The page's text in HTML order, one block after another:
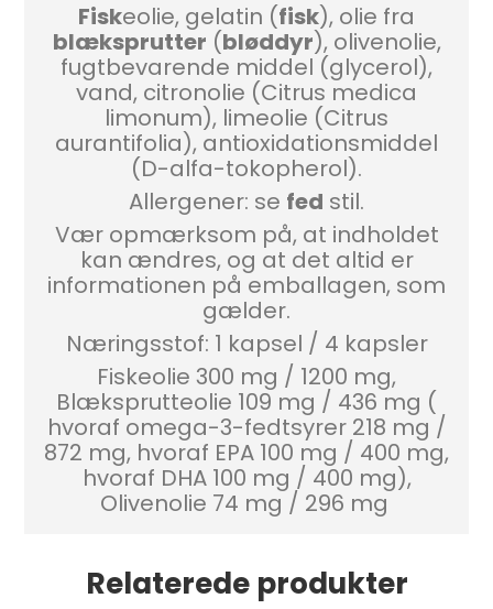
Fiskeolie, gelatin (fisk), olie fra
blæksprutter (bløddyr), olivenolie,
fugtbevarende middel (glycerol),
vand, citronolie (Citrus medica
limonum), limeolie (Citrus
aurantifolia), antioxidationsmiddel
(D-alfa-tokopherol).
Allergener: se fed stil.
Vær opmærksom på, at indholdet
kan ændres, og at det altid er
informationen på emballagen, som
gælder.
Næringsstof: 1 kapsel / 4 kapsler
Fiskeolie 300 mg / 1200 mg,
Blæksprutteolie 109 mg / 436 mg (
hvoraf omega-3-fedtsyrer 218 mg /
872 mg, hvoraf EPA 100 mg / 400 mg,
hvoraf DHA 100 mg / 400 mg),
Olivenolie 74 mg / 296 mg
Relaterede produkter